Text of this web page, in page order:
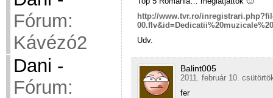
Fórum:
Kávézó2
Dani -
Fórum:
http://www.tvr.ro/
Udv.
Balint005
2011. február 10.
fer